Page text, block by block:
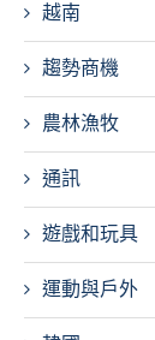
越南
趨勢商機
農林漁牧
通訊
遊戲和玩具
運動與戶外